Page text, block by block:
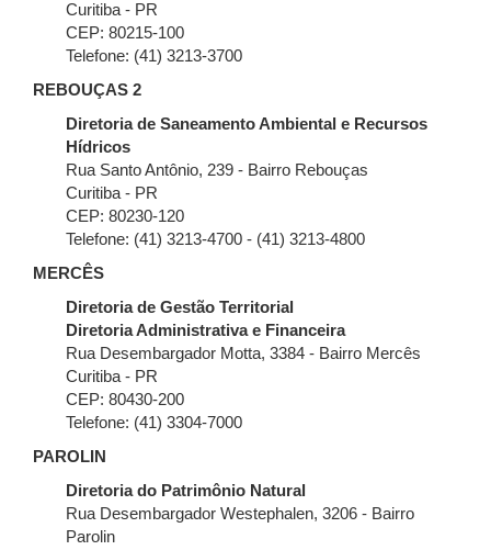
Curitiba - PR
CEP: 80215-100
Telefone: (41) 3213-3700
REBOUÇAS 2
Diretoria de Saneamento Ambiental e Recursos
Hídricos
Rua Santo Antônio, 239 - Bairro Rebouças
Curitiba - PR
CEP: 80230-120
Telefone: (41) 3213-4700 - (41) 3213-4800
MERCÊS
Diretoria de Gestão Territorial
Diretoria Administrativa e Financeira
Rua Desembargador Motta, 3384 - Bairro Mercês
Curitiba - PR
CEP: 80430-200
Telefone: (41) 3304-7000
PAROLIN
Diretoria do Patrimônio Natural
Rua Desembargador Westephalen, 3206 - Bairro
Parolin